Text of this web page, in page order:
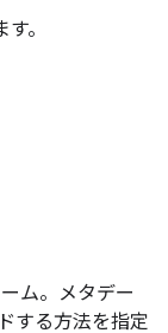
。
ム。メタデー
する方法を指定